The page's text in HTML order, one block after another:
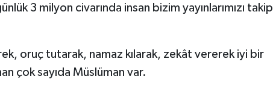
3 milyon civarında insan bizim yayınlarımızı takip
oruç tutarak, namaz kılarak, zekât vererek iyi bir
çok sayıda Müslüman var.